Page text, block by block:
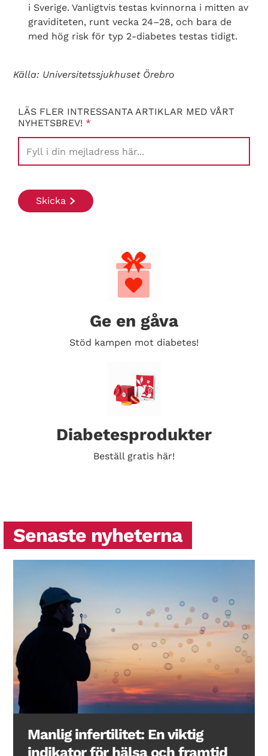
Search Diabetes Wellness Sverige
i Sverige. Vanligtvis testas kvinnorna i mitten av
graviditeten, runt vecka 24–28, och bara de
med hög risk för typ 2-diabetes testas tidigt.
Källa: Universitetssjukhuset Örebro
LÄS FLER INTRESSANTA ARTIKLAR MED VÅRT
NYHETSBREV! *
Ge en gåva
Stöd kampen mot diabetes!
Diabetesprodukter
Beställ gratis här!
Senaste nyheterna
Manlig infertilitet: En viktig
indikator för hälsa och framtid